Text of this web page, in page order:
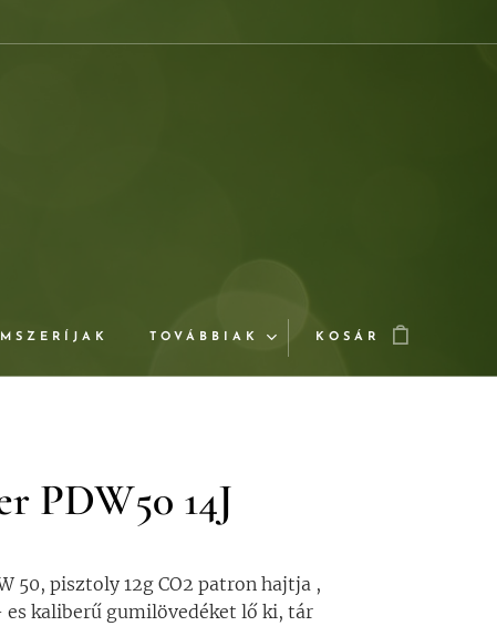
TOVÁBBIAK KOSÁR
PDW50 14J
50, pisztoly 12g CO2 patron hajtja ,
es kaliberű gumilövedéket lő ki, tár